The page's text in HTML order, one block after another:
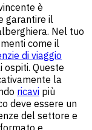
è
garantire il
Nel tuo
come il
di viaggio
Queste
la
ricavi più
deve essere un
del settore e
e